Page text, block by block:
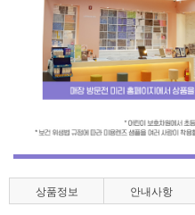
상품정보 안내사항